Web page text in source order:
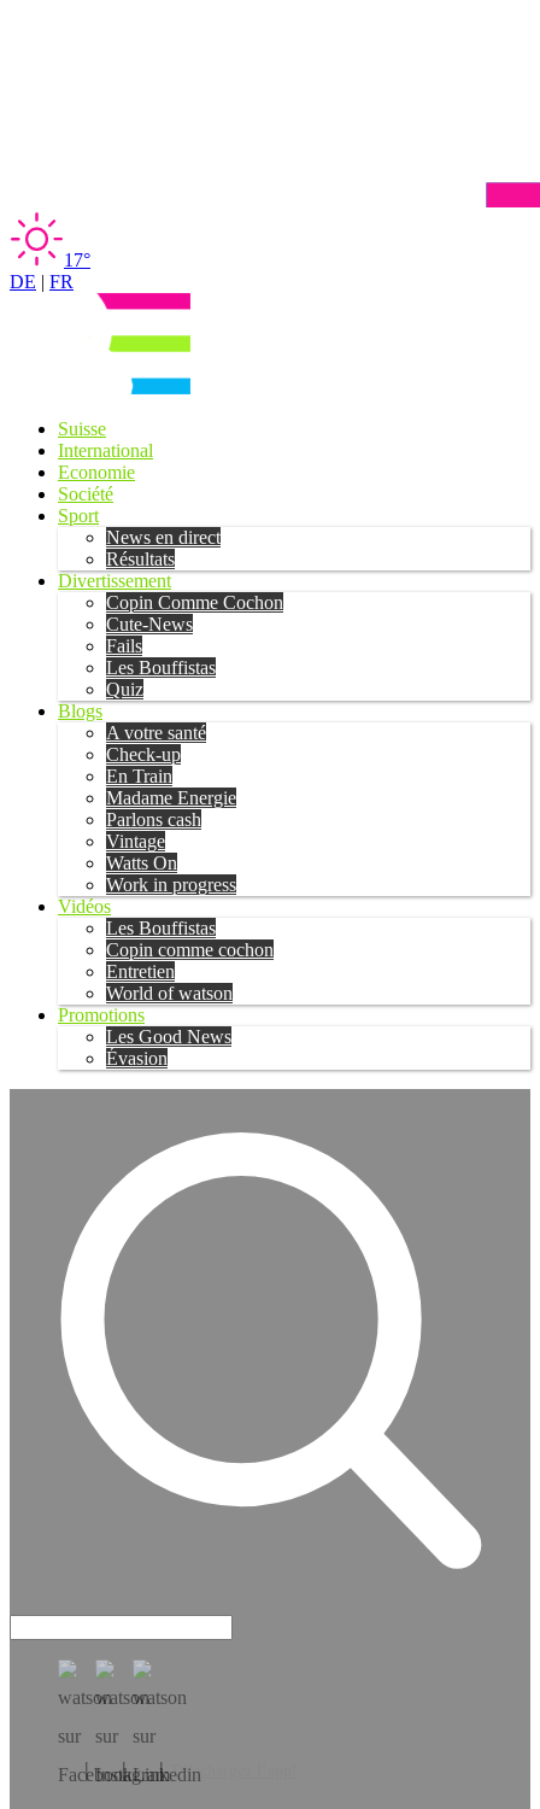
17°
DE | FR
Suisse
International
Economie
Société
Sport
News en direct
Résultats
Divertissement
Copin Comme Cochon
Cute-News
Fails
Les Bouffistas
Quiz
Blogs
A votre santé
Check-up
En Train
Madame Energie
Parlons cash
Vintage
Watts On
Work in progress
Vidéos
Les Bouffistas
Copin comme cochon
Entretien
World of watson
Promotions
Les Good News
Évasion
Téléchargez l’app!